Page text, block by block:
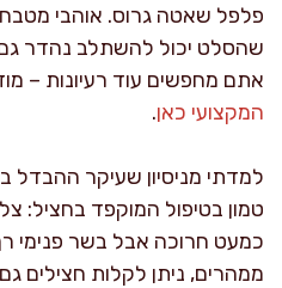
פלפל שאטה גרוס. אוהבי מטבח
שהסלט יכול להשתלב נהדר גם
אתם מחפשים עוד רעיונות –
המקצועי כאן.
למדתי מניסיון שעיקר ההבדל
טמון בטיפול המוקפד בחציל:
כמעט חרוכה אבל בשר פנימי
ממהרים, ניתן לקלות חצילים